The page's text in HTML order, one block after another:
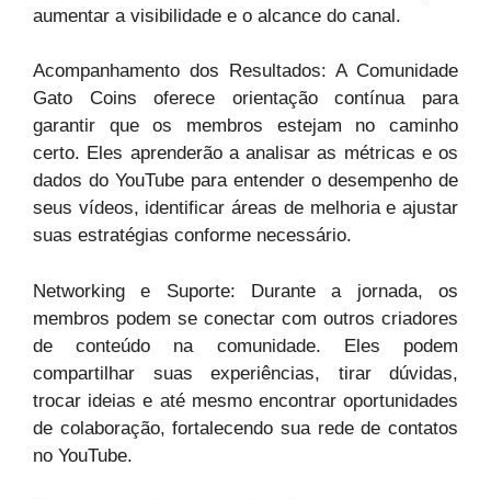
aumentar a visibilidade e o alcance do canal.
Acompanhamento dos Resultados: A Comunidade
Gato Coins oferece orientação contínua para
garantir que os membros estejam no caminho
certo. Eles aprenderão a analisar as métricas e os
dados do YouTube para entender o desempenho de
seus vídeos, identificar áreas de melhoria e ajustar
suas estratégias conforme necessário.
Networking e Suporte: Durante a jornada, os
membros podem se conectar com outros criadores
de conteúdo na comunidade. Eles podem
compartilhar suas experiências, tirar dúvidas,
trocar ideias e até mesmo encontrar oportunidades
de colaboração, fortalecendo sua rede de contatos
no YouTube.